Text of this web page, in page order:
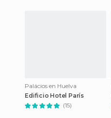
Palácios en Huelva
Edificio Hotel París
(15)